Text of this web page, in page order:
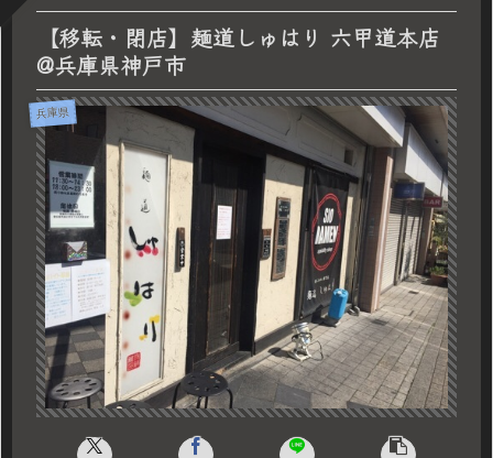
【移転・閉店】麺道しゅはり 六甲道本店
@兵庫県神戸市
兵庫県